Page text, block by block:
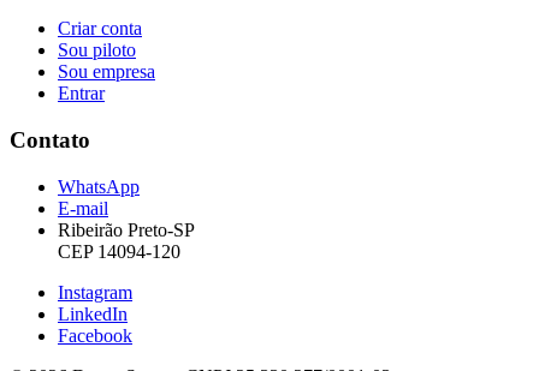
Criar conta
Sou piloto
Sou empresa
Entrar
Contato
WhatsApp
E-mail
Ribeirão Preto-SP
CEP 14094-120
Instagram
LinkedIn
Facebook